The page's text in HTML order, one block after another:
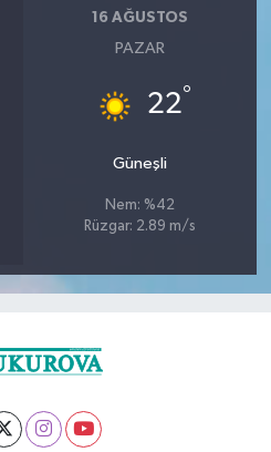
16 AĞUSTOS
PAZAR
22°
Güneşli
Nem: %42
Rüzgar: 2.89 m/s